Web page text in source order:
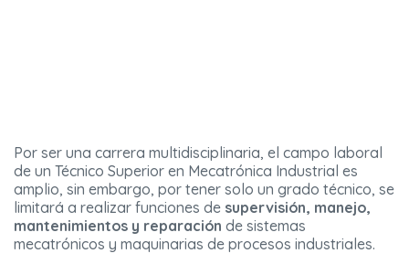
Por ser una carrera multidisciplinaria, el campo laboral
de un Técnico Superior en Mecatrónica Industrial es
amplio, sin embargo, por tener solo un grado técnico, se
limitará a realizar funciones de supervisión, manejo,
mantenimientos y reparación de sistemas
mecatrónicos y maquinarias de procesos industriales.